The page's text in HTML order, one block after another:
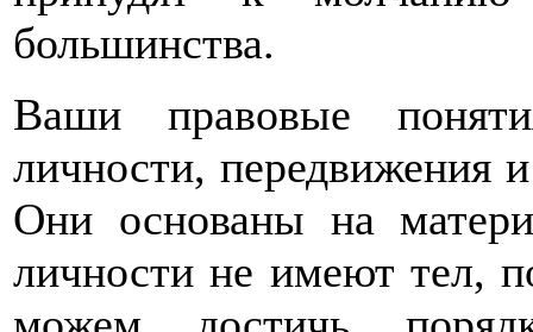
большинства.
Ваши правовые
личности, передвижения
Они основаны на
личности не имеют тел,